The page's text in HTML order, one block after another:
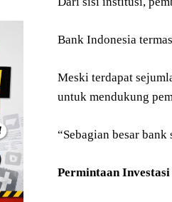
Bank Indonesia
Meski terdapat
untuk mendukung
“Sebagian besar
Permintaan